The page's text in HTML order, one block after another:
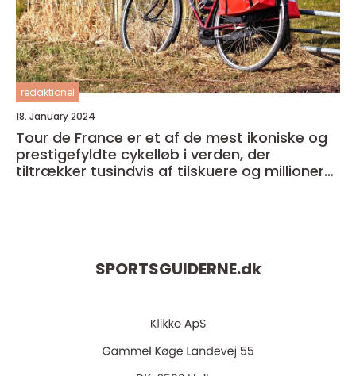
redaktionel
18. January 2024
Tour de France er et af de mest ikoniske og
prestigefyldte cykelløb i verden, der
tiltrækker tusindvis af tilskuere og millioner
SPORTSGUIDERNE.dk